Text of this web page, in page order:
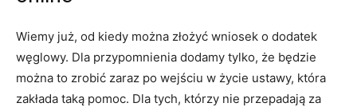
Wiemy już, od kiedy można złożyć wniosek o dodatek
węglowy. Dla przypomnienia dodamy tylko, że będzie
można to zrobić zaraz po wejściu w życie ustawy, która
zakłada taką pomoc. Dla tych, którzy nie przepadają za